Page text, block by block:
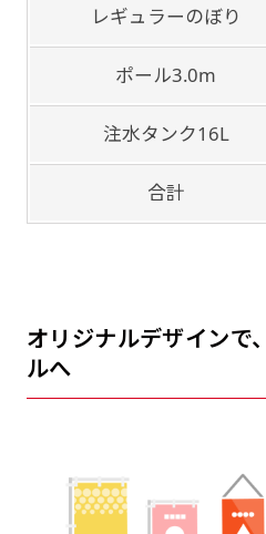
レギュラーのぼり
ポール3.0m
注水タンク16L
合計
オリジナルデザインで
ルへ